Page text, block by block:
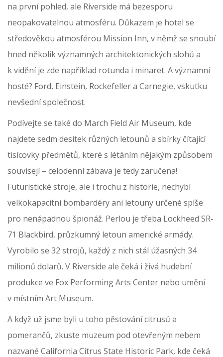
na první pohled, ale Riverside má bezesporu
neopakovatelnou atmosféru. Důkazem je hotel se
středověkou atmosférou Mission Inn, v němž se snoubí
hned několik významných architektonických slohů a
k vidění je zde například rotunda i minaret. A významní
hosté? Ford, Einstein, Rockefeller a Carnegie, vskutku
nevšední společnost.
Podívejte se také do March Field Air Museum, kde
najdete sedm desítek různých letounů a sbírky čítající
tisícovky předmětů, které s létáním nějakým způsobem
souvisejí – celodenní zábava je tedy zaručena!
Futuristické stroje, ale i trochu z historie, nechybí
velkokapacitní bombardéry ani letouny určené spíše
pro nenápadnou špionáž. Perlou je třeba Lockheed SR-
71 Blackbird, průzkumný letoun americké armády.
Vyrobilo se 32 strojů, každý z nich stál úžasných 34
milionů dolarů. V Riverside ale čeká i živá hudební
produkce ve Fox Performing Arts Center nebo umění
v místním Art Museum.
A když už jsme byli u toho pěstování citrusů a
pomerančů, zkuste muzeum pod otevřeným nebem
nazvané California Citrus State Historic Park, kde čeká